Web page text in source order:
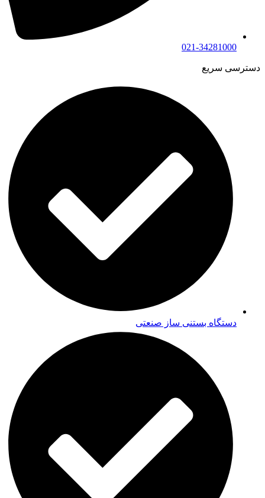
021-34281000
دسترسی سریع
دستگاه بستنی ساز صنعتی